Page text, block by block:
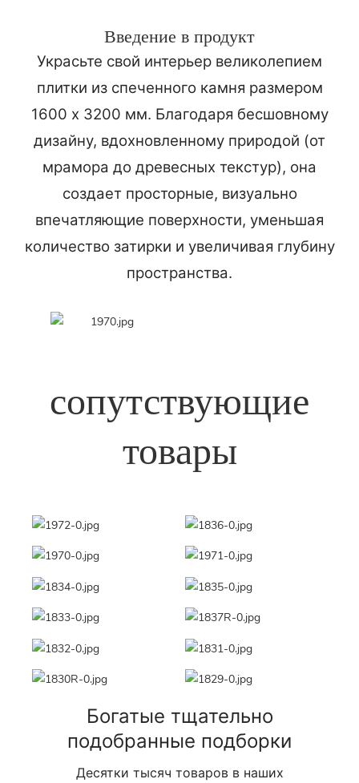
Введение в продукт
Украсьте свой интерьер великолепием
плитки из спеченного камня размером
1600 x 3200 мм. Благодаря бесшовному
дизайну, вдохновленному природой (от
мрамора до древесных текстур), она
создает просторные, визуально
впечатляющие поверхности, уменьшая
количество затирки и увеличивая глубину
пространства.
сопутствующие
товары
Богатые тщательно
подобранные подборки
Десятки тысяч товаров в наших